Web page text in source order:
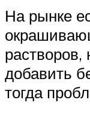
На рынке
растворов,
добавить
тогда